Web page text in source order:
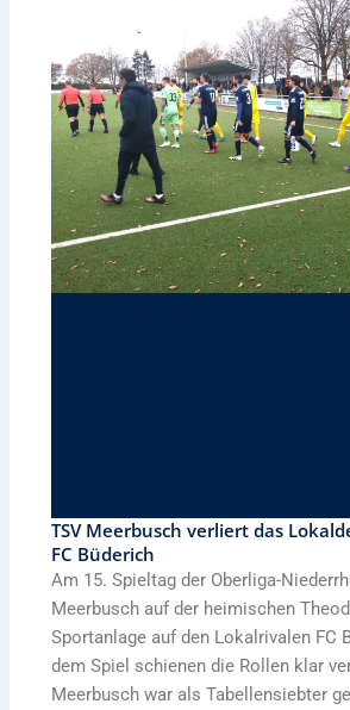
TSV Meerbusch verliert das
FC Büderich
Am 15. Spieltag der Oberliga-
Meerbusch auf der heimischen
Sportanlage auf den Lokalrivalen FC
dem Spiel schienen die Rollen klar
Meerbusch war als Tabellensiebter